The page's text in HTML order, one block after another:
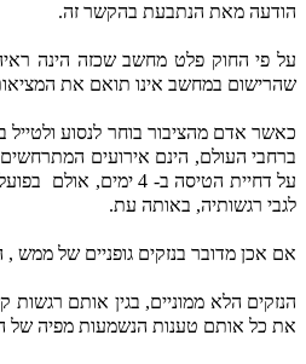
הודעה מאת הנתבעת בהקשר זה.
על פי החוק פלט מחשב שכזה הינה
שהרישום במחשב אינו תואם את
כאשר אדם מהציבור בוחר לנסוע
ברחבי העולם, הינם אירועים
על דחיית הטיסה ב- 4 ימים, אולם
לגבי רגשותיה, באותה עת.
אם אכן מדובר בנזקים גופניים של
הנזקים הלא ממוניים, בגין אותם
את כל אותם טענות הנשמעות מפיה של